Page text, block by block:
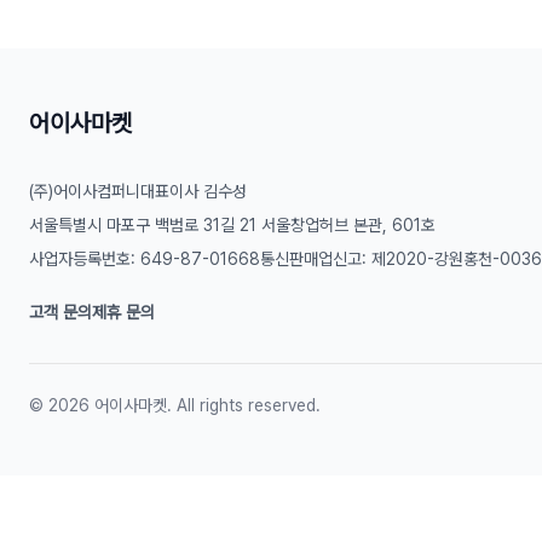
어이사마켓
(주)어이사컴퍼니 대표이사 김수성
서울특별시 마포구 백범로 31길 21 서울창업허브 본관, 601호
사업자등록번호: 649-87-01668통신판매업신고: 제2020-강원홍천-
고객 문의제휴 문의
© 2026 어이사마켓. All rights reserved.